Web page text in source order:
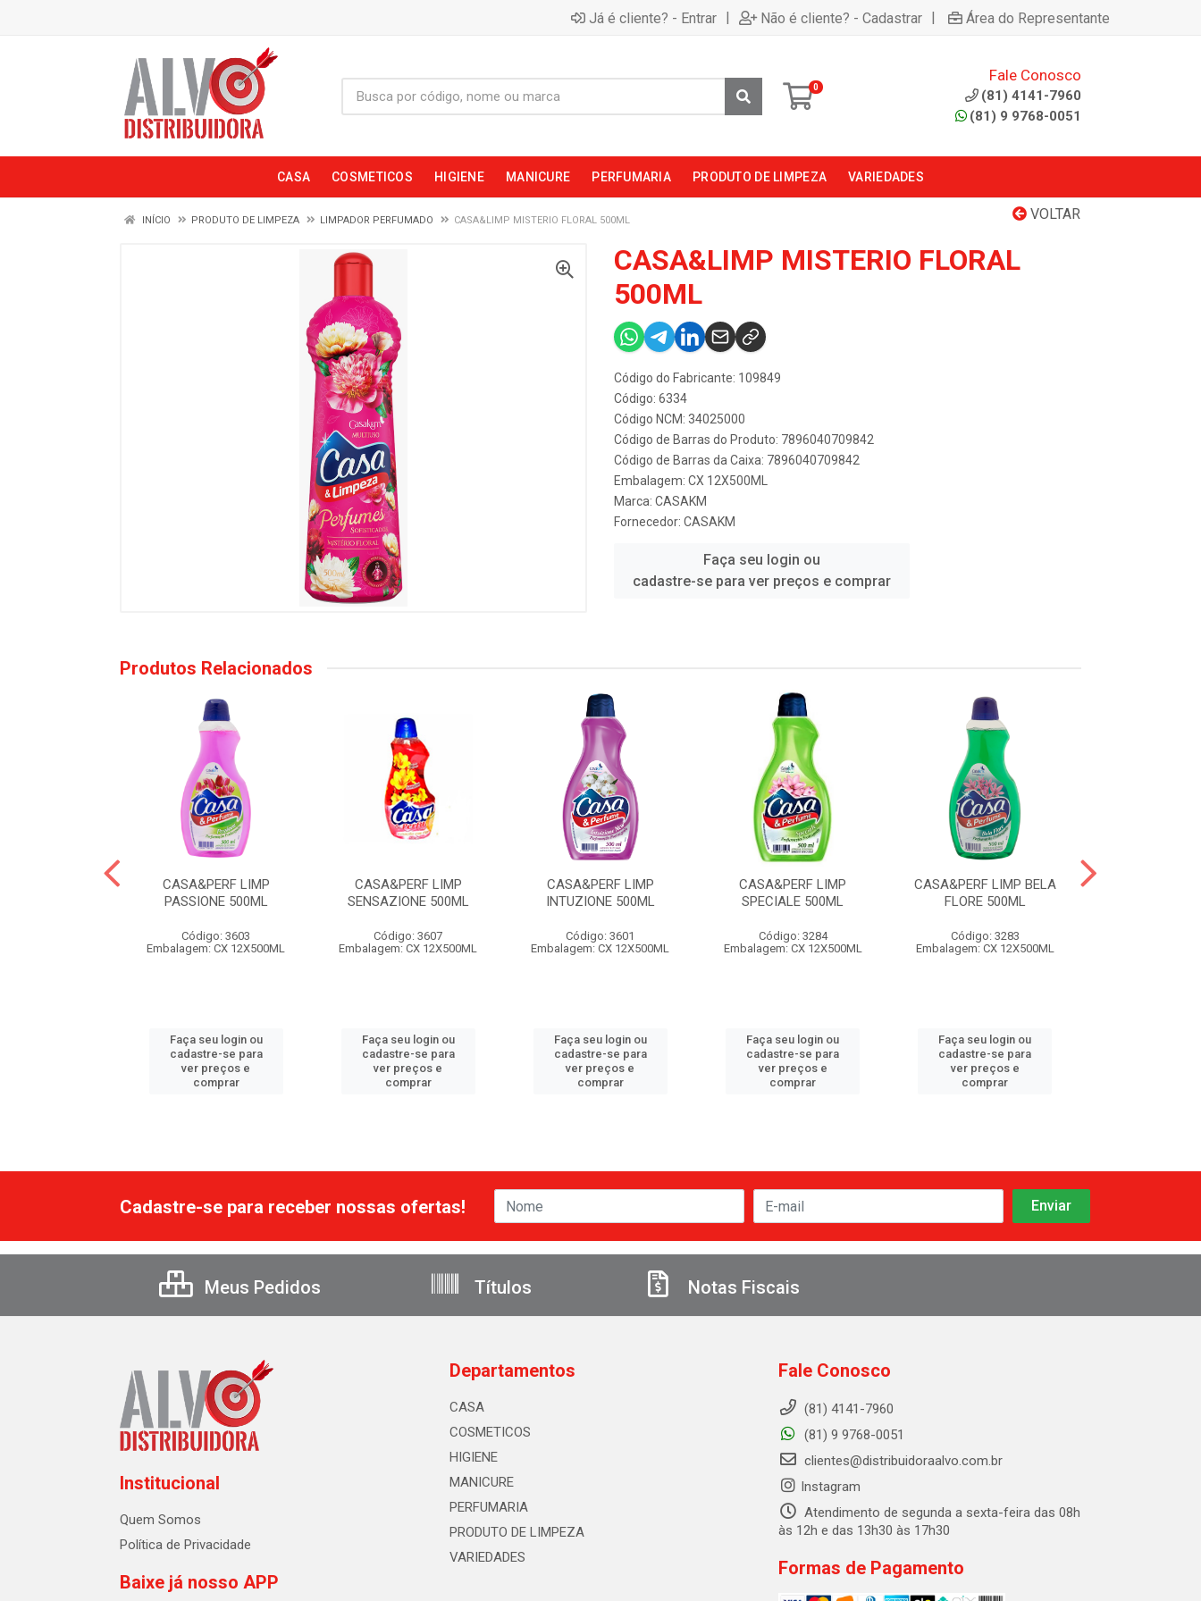
Já é cliente? - Entrar | Não é cliente? - Cadastrar | Área do Representante
0
Fale Conosco
(81) 4141-7960
(81) 9 9768-0051
CASA COSMETICOS HIGIENE MANICURE PERFUMARIA PRODUTO DE LIMPEZA VARIEDADES
VOLTAR
INÍCIO PRODUTO DE LIMPEZA LIMPADOR PERFUMADO CASA&LIMP MISTERIO FLORAL 500ML
CASA&LIMP MISTERIO FLORAL
500ML
Código do Fabricante: 109849
Código: 6334
Código NCM: 34025000
Código de Barras do Produto: 7896040709842
Código de Barras da Caixa: 7896040709842
Embalagem: CX 12X500ML
Marca: CASAKM
Fornecedor: CASAKM
Faça seu login ou
cadastre-se para ver preços e comprar
Produtos Relacionados
CASA&PERF LIMP
PASSIONE 500ML
Código: 3603
Embalagem: CX 12X500ML
Faça seu login ou
cadastre-se para
ver preços e
comprar
CASA&PERF LIMP
SENSAZIONE 500ML
Código: 3607
Embalagem: CX 12X500ML
Faça seu login ou
cadastre-se para
ver preços e
comprar
CASA&PERF LIMP
INTUZIONE 500ML
Código: 3601
Embalagem: CX 12X500ML
Faça seu login ou
cadastre-se para
ver preços e
comprar
CASA&PERF LIMP
SPECIALE 500ML
Código: 3284
Embalagem: CX 12X500ML
Faça seu login ou
cadastre-se para
ver preços e
comprar
CASA&PERF LIMP BELA
FLORE 500ML
Código: 3283
Embalagem: CX 12X500ML
Faça seu login ou
cadastre-se para
ver preços e
comprar
Cadastre-se para receber nossas ofertas!
Meus Pedidos Títulos Notas Fiscais
Institucional
Quem Somos
Política de Privacidade
Baixe já nosso APP
Departamentos
CASA
COSMETICOS
HIGIENE
MANICURE
PERFUMARIA
PRODUTO DE LIMPEZA
VARIEDADES
Fale Conosco
(81) 4141-7960
(81) 9 9768-0051
clientes@distribuidoraalvo.com.br
Instagram
Atendimento de segunda a sexta-feira das 08h
às 12h e das 13h30 às 17h30
Formas de Pagamento